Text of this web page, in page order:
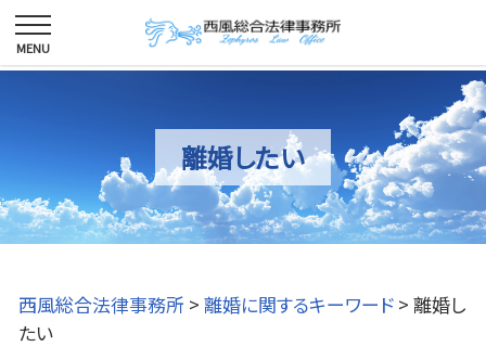
離婚したい
西風総合法律事務所 > 離婚に関するキーワード > 離婚し
たい